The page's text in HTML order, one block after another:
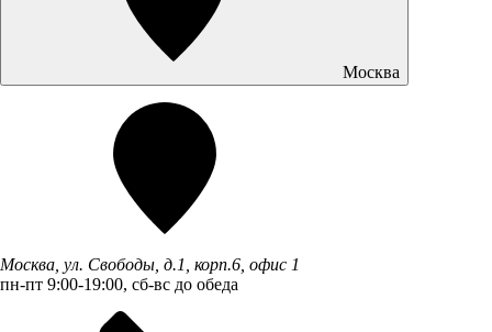
Москва
Москва, ул. Свободы, д.1, корп.6, офис 1
пн-пт 9:00-19:00, сб-вс до обеда